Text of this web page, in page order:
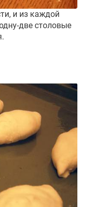
и из каждой
две столовые